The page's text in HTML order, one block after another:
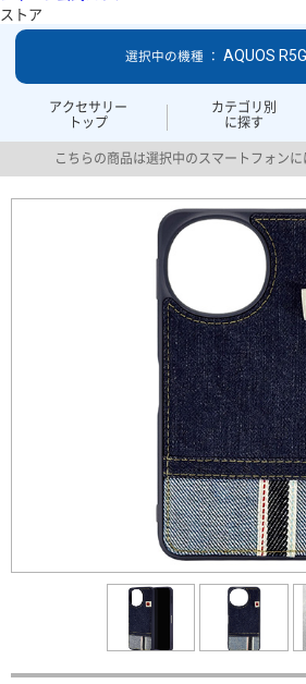
ストア
アクセサリー
トップ
カテゴリ別
に探す
選択中の機種 ： AQUOS
こちらの商品は選択中のスマートフォンに